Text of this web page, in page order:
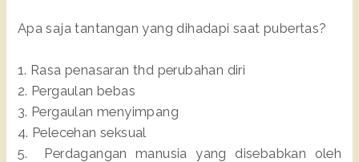
Apa saja tantangan yang dihadapi saat pubertas?
1. Rasa penasaran thd perubahan diri
2. Pergaulan bebas
3. Pergaulan menyimpang
4. Pelecehan seksual
5. Perdagangan manusia yang disebabkan oleh